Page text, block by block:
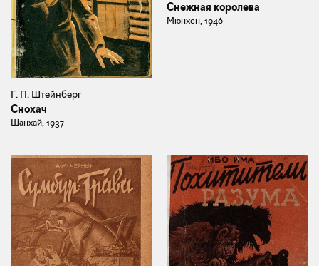
Г. П. Штейнберг
Снохач
Шанхай, 1937
Снежная королева
Мюнхен, 1946